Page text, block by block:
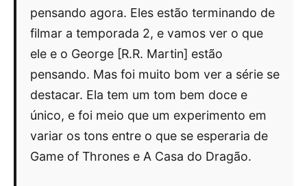
pensando agora. Eles estão terminando de
filmar a temporada 2, e vamos ver o que
ele e o George [R.R. Martin] estão
pensando. Mas foi muito bom ver a série se
destacar. Ela tem um tom bem doce e
único, e foi meio que um experimento em
variar os tons entre o que se esperaria de
Game of Thrones e A Casa do Dragão.